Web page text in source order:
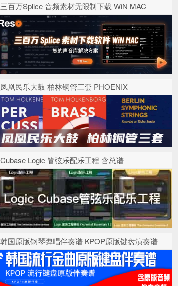
三百万Splice 音频素材无限制下载 WiN MAC
凤凰民乐大鼓 柏林铜管三套 PHOENIX
Cubase Logic 管弦乐配乐工程 含总谱
韩国原版钢琴弹唱伴奏谱 KPOP原版键盘演奏谱